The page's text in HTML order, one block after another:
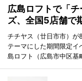
広島ロフトで「
ズ、全国5店舗で
チチヤス（廿日市市）が
テーマにした期間限定
島ロフト（広島市中区基